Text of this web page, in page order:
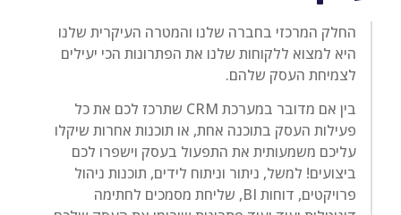
החלק המרכזי בחברה שלנו והמטרה העיקרית שלנו
היא למצוא ללקוחות שלנו את הפתרונות הכי יעילים
לצמיחת העסק שלהם.
בין אם מדובר במערכת CRM שתרכז לכם את כל
פעילות העסק בתוכנה אחת, או תוכנות אחרות שיקלו
עליכם משמעותית את התפעול בעסק וישפרו לכם
ביצועים! למשל, ניתור וניתוח לידים, תוכנות ניהול
פרויקטים, דוחות BI, שליחת מסמכים לחתימה